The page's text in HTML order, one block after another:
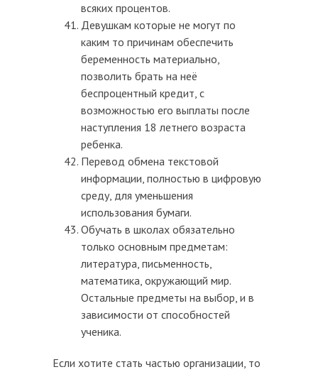
всяких процентов.
Девушкам которые не могут по
каким то причинам обеспечить
беременность материально,
позволить брать на неё
беспроцентный кредит, с
возможностью его выплаты после
наступления 18 летнего возраста
ребенка.
Перевод обмена текстовой
информации, полностью в цифровую
среду, для уменьшения
использования бумаги.
Обучать в школах обязательно
только основным предметам:
литература, письменность,
математика, окружающий мир.
Остальные предметы на выбор, и в
зависимости от способностей
ученика.
Если хотите стать частью организации, то